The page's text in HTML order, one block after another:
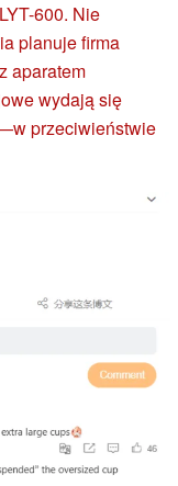
600. Nie
planuje firma
aparatem
wydają się
w przeciwieństwie